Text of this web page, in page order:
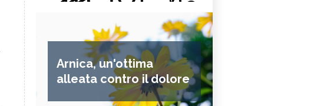
Arnica, un'ottima
alleata contro il dolore